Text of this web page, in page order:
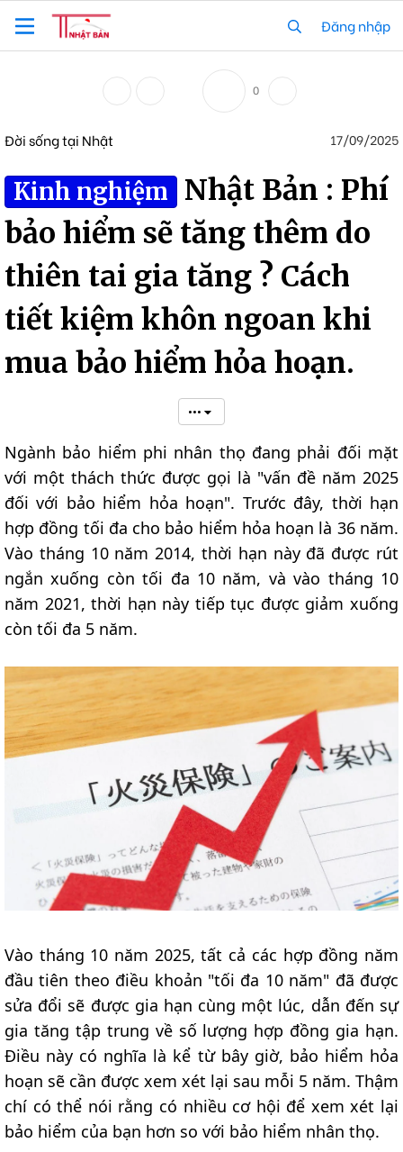
Đăng nhập
0
Đời sống tại Nhật 17/09/2025
Kinh nghiệm
Nhật Bản : Phí
bảo hiểm sẽ tăng thêm do
thiên tai gia tăng ? Cách
tiết kiệm khôn ngoan khi
mua bảo hiểm hỏa hoạn.
•••
Ngành bảo hiểm phi nhân thọ đang phải đối mặt
với một thách thức được gọi là "vấn đề năm 2025
đối với bảo hiểm hỏa hoạn". Trước đây, thời hạn
hợp đồng tối đa cho bảo hiểm hỏa hoạn là 36 năm.
Vào tháng 10 năm 2014, thời hạn này đã được rút
ngắn xuống còn tối đa 10 năm, và vào tháng 10
năm 2021, thời hạn này tiếp tục được giảm xuống
còn tối đa 5 năm.
Vào tháng 10 năm 2025, tất cả các hợp đồng năm
đầu tiên theo điều khoản "tối đa 10 năm" đã được
sửa đổi sẽ được gia hạn cùng một lúc, dẫn đến sự
gia tăng tập trung về số lượng hợp đồng gia hạn.
Điều này có nghĩa là kể từ bây giờ, bảo hiểm hỏa
hoạn sẽ cần được xem xét lại sau mỗi 5 năm. Thậm
chí có thể nói rằng có nhiều cơ hội để xem xét lại
bảo hiểm của bạn hơn so với bảo hiểm nhân thọ.